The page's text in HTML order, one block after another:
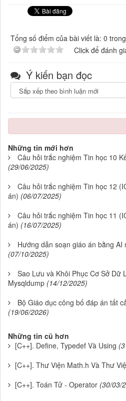
Tổng số điểm của bài viết là: 0
Click để đánh
Ý kiến bạn đọc
Những tin mới hơn
Câu hỏi trắc nghiệm Tin học 10
(29/06/2025)
Câu hỏi trắc nghiệm Tin học 12
án) (06/07/2025)
Câu hỏi trắc nghiệm Tin học 11
án) (16/07/2025)
Hướng dẫn soạn giáo án bằng
(07/10/2025)
Sao Lưu và Khôi Phục Cơ Sở Dữ
Mysqldump (14/12/2025)
Bộ Giáo dục công bố đáp án tất
(19/06/2026)
Những tin cũ hơn
[C++]. Define, Typedef Và Using
[C++]. Thư Viện Math.h Và Thư
[C++]. Toán Tử - Operator (30/03/